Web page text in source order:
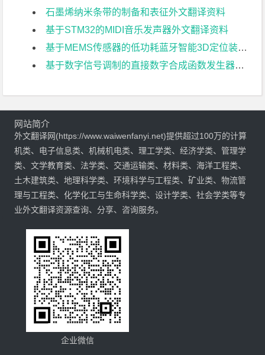
石墨烯纳米条带的制备和表征外文翻译资料
基于STM32的MIDI音乐发声器外文翻译资料
基于MEMS传感器的低功耗蓝牙智能3D定位装置外文翻译资料
基于数字信号调制的直接数字合成函数发生器外文翻译资料
网站简介
外文翻译网(https://www.waiwenfanyi.net)提供超过100万的计算
机类、电子信息类、机械机电类、理工学类、经济学类、管理学
类、文学教育类、法学类、交通运输类、材料类、海洋工程类、
土木建筑类、地理科学类、环境科学与工程类、矿业类、物流管
理与工程类、化学化工与生命科学类、设计学类、社会学类等专
业外文翻译资源查询、分享、咨询服务。
企业微信